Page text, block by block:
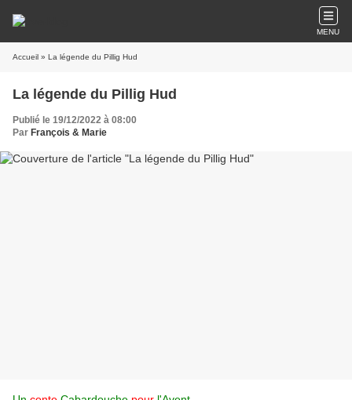
MENU
Accueil » La légende du Pillig Hud
La légende du Pillig Hud
Publié le 19/12/2022 à 08:00
Par François & Marie